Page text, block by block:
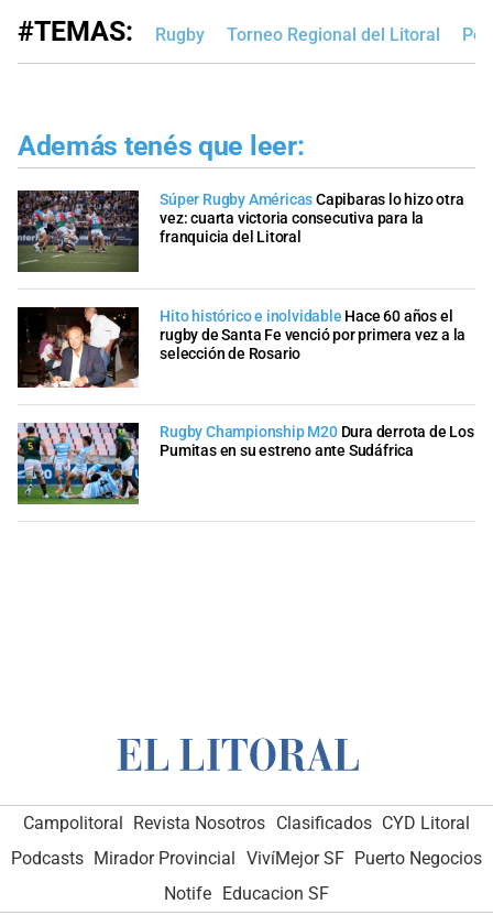
#TEMAS: Rugby Torneo Regional del Litoral
Además tenés que leer:
Súper Rugby AméricasCapibaras lo hizo otra
vez: cuarta victoria consecutiva para la
franquicia del Litoral
Hito histórico e inolvidable Hace 60 años el
rugby de Santa Fe venció por primera vez a la
selección de Rosario
Rugby Championship M20 Dura derrota de Los
Pumitas en su estreno ante Sudáfrica
Campolitoral Revista Nosotros Clasificados CYD Litoral
Podcasts Mirador Provincial VivíMejor SF Puerto Negocios
Notife
Educacion SF